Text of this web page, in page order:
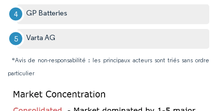
GP Batteries
Varta AG
*Avis de non-responsabilité : les principaux acteurs sont triés sans ordre
particulier